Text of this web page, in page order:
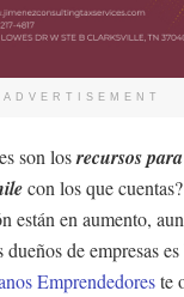
ADVERTISEMENT
son losrecursos
con los que
están en aumento,
de empresas
Emprendedoreste